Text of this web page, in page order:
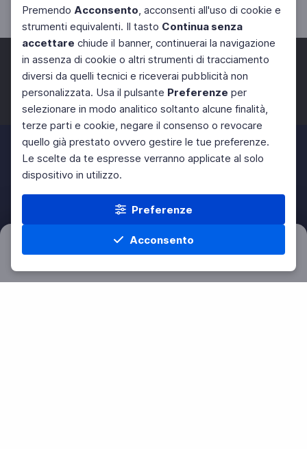
Premendo Acconsento, acconsenti all'uso di cookie e
strumenti equivalenti. Il tasto Continua senza
accettare chiude il banner, continuerai la navigazione
in assenza di cookie o altri strumenti di tracciamento
diversi da quelli tecnici e riceverai pubblicità non
personalizzata. Usa il pulsante Preferenze per
selezionare in modo analitico soltanto alcune finalità,
terze parti e cookie, negare il consenso o revocare
quello già prestato ovvero gestire le tue preferenze.
Le scelte da te espresse verranno applicate al solo
dispositivo in utilizzo.
Preferenze
Acconsento
Home Materie Cerca Menu
Filtri Azzera
Facebook Twitter Instagram